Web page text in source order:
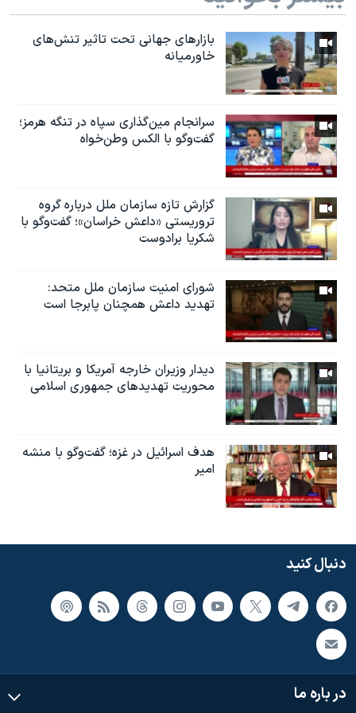
بازارهای جهانی تحت تاثیر تنش‌های
خاورمیانه
سرانجام مین‌گذاری‌ سپاه در تنگه هرمز؛
گفت‌وگو با الکس وطن‌خواه
گزارش تازه سازمان ملل درباره گروه
تروریستی «داعش خراسان»؛ گفت‌وگو با
شکریا برادوست
شورای امنیت سازمان ملل متحد:
تهدید داعش همچنان پابرجا است
دیدار وزیران خارجە آمریکا و بریتانیا با
محوریت تهدیدهای جمهوری اسلامی
هدف اسرائیل در غزه؛ گفت‌وگو با منشه
امیر
دنبال کنید
در باره ما